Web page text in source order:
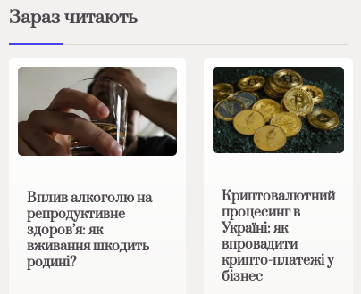
Зараз читають
Вплив алкоголю на
репродуктивне
здоров’я: як
вживання шкодить
родині?
Криптовалютний
процесинг в
Україні: як
впровадити
крипто-платежі у
бізнес